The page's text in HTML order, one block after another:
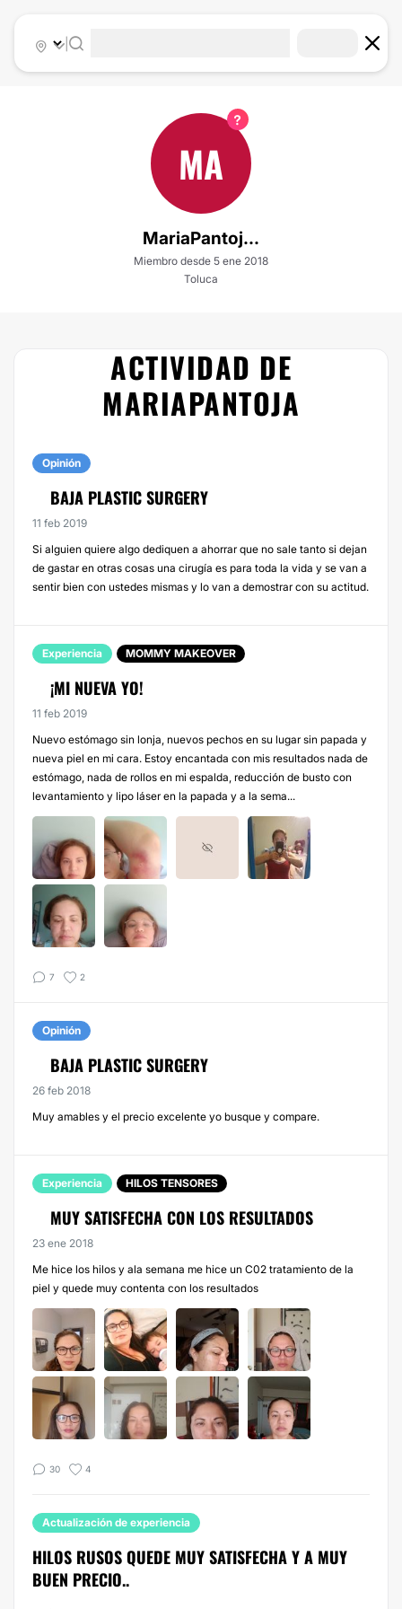
|
MA
MariaPantoj...
Miembro desde 5 ene 2018
Toluca
ACTIVIDAD DE
MARIAPANTOJA
Opinión
BAJA PLASTIC SURGERY
11 feb 2019
Si alguien quiere algo dediquen a ahorrar que no sale tanto si dejan
de gastar en otras cosas una cirugía es para toda la vida y se van a
sentir bien con ustedes mismas y lo van a demostrar con su actitud.
Experiencia MOMMY MAKEOVER
¡MI NUEVA YO!
11 feb 2019
Nuevo estómago sin lonja, nuevos pechos en su lugar sin papada y
nueva piel en mi cara. Estoy encantada con mis resultados nada de
estómago, nada de rollos en mi espalda, reducción de busto con
levantamiento y lipo láser en la papada y a la sema...
7 2
Opinión
BAJA PLASTIC SURGERY
26 feb 2018
Muy amables y el precio excelente yo busque y compare.
Experiencia HILOS TENSORES
MUY SATISFECHA CON LOS RESULTADOS
23 ene 2018
Me hice los hilos y ala semana me hice un C02 tratamiento de la
piel y quede muy contenta con los resultados
30 4
Actualización de experiencia
HILOS RUSOS QUEDE MUY SATISFECHA Y A MUY
BUEN PRECIO..